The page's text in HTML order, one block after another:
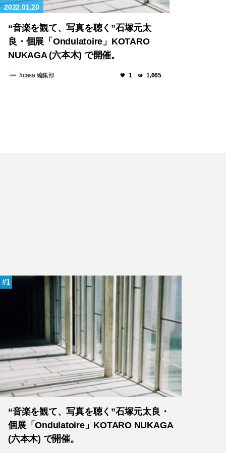
2022.01.20
“音楽を観て、写真を聴く”石塚元太
良・個展「Ondulatoire」KOTARO
NUKAGA (六本木) で開催。
#casa 編集部 1 1,665
1
“音楽を観て、写真を聴く”石塚元太良・
個展「Ondulatoire」KOTARO NUKAGA
(六本木) で開催。